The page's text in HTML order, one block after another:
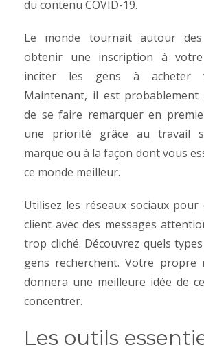
du contenu COVID-19.
Le monde tournait autour
obtenir une inscription à
inciter les gens à acheter
Maintenant, il est
de se faire remarquer en
une priorité grâce au travail
marque ou à la façon dont vous
ce monde meilleur.
Utilisez les réseaux sociaux
client avec des messages
trop cliché. Découvrez quels
gens recherchent. Votre propre
donnera une meilleure idée de
concentrer.
Les outils